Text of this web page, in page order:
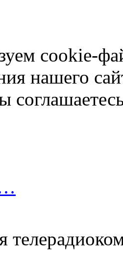
cookie-
нашего